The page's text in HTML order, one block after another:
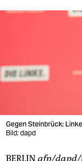
nord
verlag
verlag
veranstaltungen
Gegen Steinbrück:
Bild: dapd
BERLIN afp/